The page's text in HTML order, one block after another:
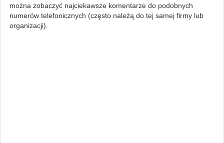
można zobaczyć najciekawsze komentarze do podobnych
numerów telefonicznych (często należą do tej samej firmy lub
organizacji).